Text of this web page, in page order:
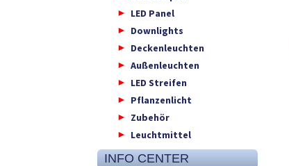
LED Panel
Downlights
Deckenleuchten
Außenleuchten
LED Streifen
Pflanzenlicht
Zubehör
Leuchtmittel
INFO CENTER